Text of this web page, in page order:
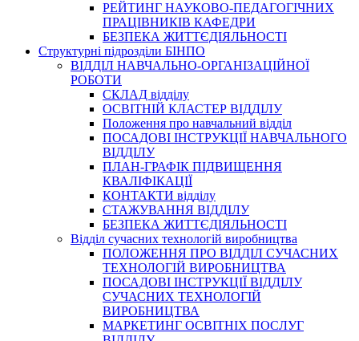
РЕЙТИНГ НАУКОВО-ПЕДАГОГІЧНИХ
ПРАЦІВНИКІВ КАФЕДРИ
БЕЗПЕКА ЖИТТЄДІЯЛЬНОСТІ
Структурні підрозділи БІНПО
ВІДДІЛ НАВЧАЛЬНО-ОРГАНІЗАЦІЙНОЇ
РОБОТИ
СКЛАД відділу
ОСВІТНІЙ КЛАСТЕР ВІДДІЛУ
Положення про навчальний вiддiл
ПОСАДОВІ ІНСТРУКЦІЇ НАВЧАЛЬНОГО
ВІДДІЛУ
ПЛАН-ГРАФІК ПІДВИЩЕННЯ
КВАЛІФІКАЦІЇ
КОНТАКТИ відділу
СТАЖУВАННЯ ВІДДІЛУ
БЕЗПЕКА ЖИТТЄДІЯЛЬНОСТІ
Відділ сучасних технологій виробництва
ПОЛОЖЕННЯ ПРО ВІДДІЛ СУЧАСНИХ
ТЕХНОЛОГІЙ ВИРОБНИЦТВА
ПОСАДОВІ ІНСТРУКЦІЇ ВІДДІЛУ
СУЧАСНИХ ТЕХНОЛОГІЙ
ВИРОБНИЦТВА
МАРКЕТИНГ ОСВІТНІХ ПОСЛУГ